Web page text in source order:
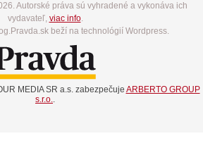
Autorské práva sú vyhradené a vykonáva ich
vydavateľ, viac info.
beží na technológií Wordpress.
MEDIA SR a.s. zabezpečuje ARBERTO GROUP
s.r.o..